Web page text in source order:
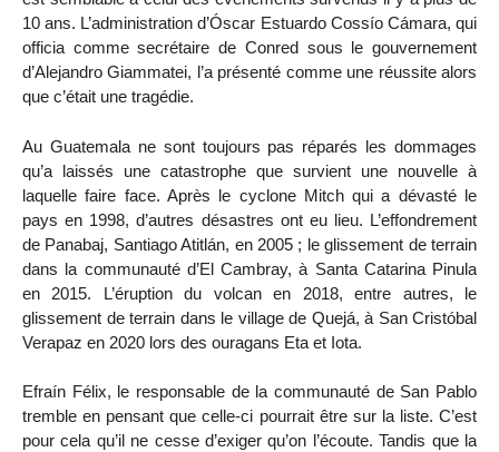
10 ans. L’administration d’Óscar Estuardo Cossío Cámara, qui
officia comme secrétaire de Conred sous le gouvernement
d’Alejandro Giammatei, l’a présenté comme une réussite alors
que c’était une tragédie.
Au Guatemala ne sont toujours pas réparés les dommages
qu’a laissés une catastrophe que survient une nouvelle à
laquelle faire face. Après le cyclone Mitch qui a dévasté le
pays en 1998, d’autres désastres ont eu lieu. L’effondrement
de Panabaj, Santiago Atitlán, en 2005 ; le glissement de terrain
dans la communauté d’El Cambray, à Santa Catarina Pinula
en 2015. L’éruption du volcan en 2018, entre autres, le
glissement de terrain dans le village de Quejá, à San Cristóbal
Verapaz en 2020 lors des ouragans Eta et Iota.
Efraín Félix, le responsable de la communauté de San Pablo
tremble en pensant que celle-ci pourrait être sur la liste. C’est
pour cela qu’il ne cesse d’exiger qu’on l’écoute. Tandis que la